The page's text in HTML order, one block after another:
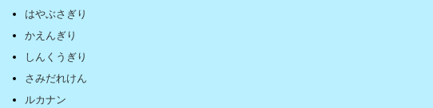
はやぶさぎり
かえんぎり
しんくうぎり
さみだれけん
ルカナン